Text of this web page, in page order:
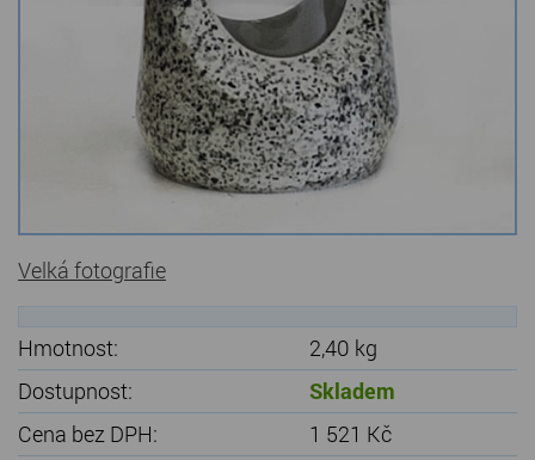
Gabiony, gabionový kámen
Údržba a čištění kamene
Velká fotografie
Hmotnost:
2,40 kg
Dostupnost:
Skladem
Cena bez DPH:
1 521 Kč